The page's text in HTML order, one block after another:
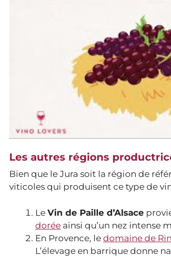
Les autres régions
Bien que le Jura soit la région de
viticoles qui produisent ce type de
Le Vin de Paille d’Alsace
dorée ainsi qu’un nez intense
En Provence, le domaine de
L’élevage en barrique donne